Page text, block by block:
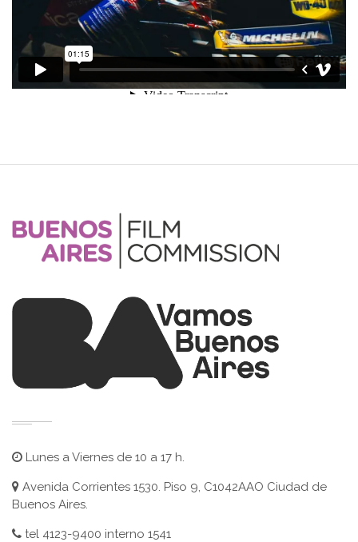
Lunes a Viernes de 10 a 17 h.
Avenida Corrientes 1530. Piso 9, C1042AAO Ciudad de
Buenos Aires.
tel 4123-9400 interno 1541